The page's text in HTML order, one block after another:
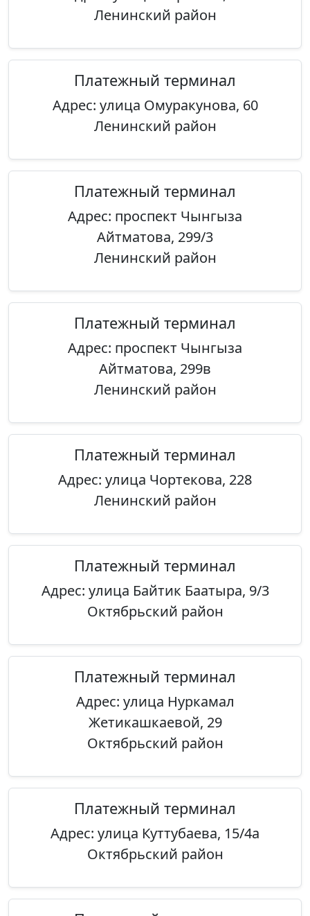
Ленинский район
Платежный терминал
Адрес: улица Омуракунова, 60
Ленинский район
Платежный терминал
Адрес: проспект Чынгыза
Айтматова, 299/3
Ленинский район
Платежный терминал
Адрес: проспект Чынгыза
Айтматова, 299в
Ленинский район
Платежный терминал
Адрес: улица Чортекова, 228
Ленинский район
Платежный терминал
Адрес: улица Байтик Баатыра, 9/3
Октябрьский район
Платежный терминал
Адрес: улица Нуркамал
Жетикашкаевой, 29
Октябрьский район
Платежный терминал
Адрес: улица Куттубаева, 15/4а
Октябрьский район